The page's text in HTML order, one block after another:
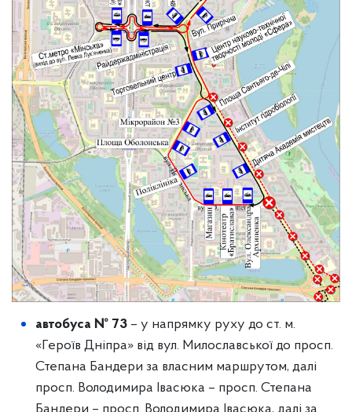
автобуса № 73 – у напрямку руху до ст. м.
«Героїв Дніпра» від вул. Милославської до просп.
Степана Бандери за власним маршрутом, далі
просп. Володимира Івасюка – просп. Степана